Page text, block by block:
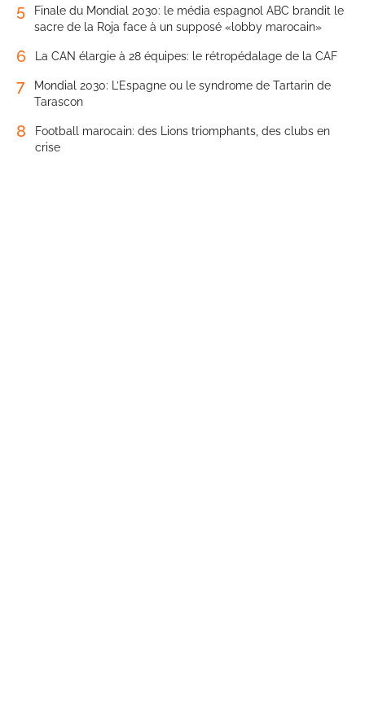
5
Finale du Mondial 2030: le média espagnol ABC brandit le
sacre de la Roja face à un supposé «lobby marocain»
6 La CAN élargie à 28 équipes: le rétropédalage de la CAF
7
Mondial 2030: L’Espagne ou le syndrome de Tartarin de
Tarascon
8
Football marocain: des Lions triomphants, des clubs en
crise